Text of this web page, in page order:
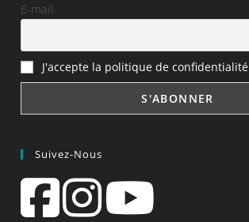
E-mail
J'accepte la politique de confidentialité
Suivez-Nous